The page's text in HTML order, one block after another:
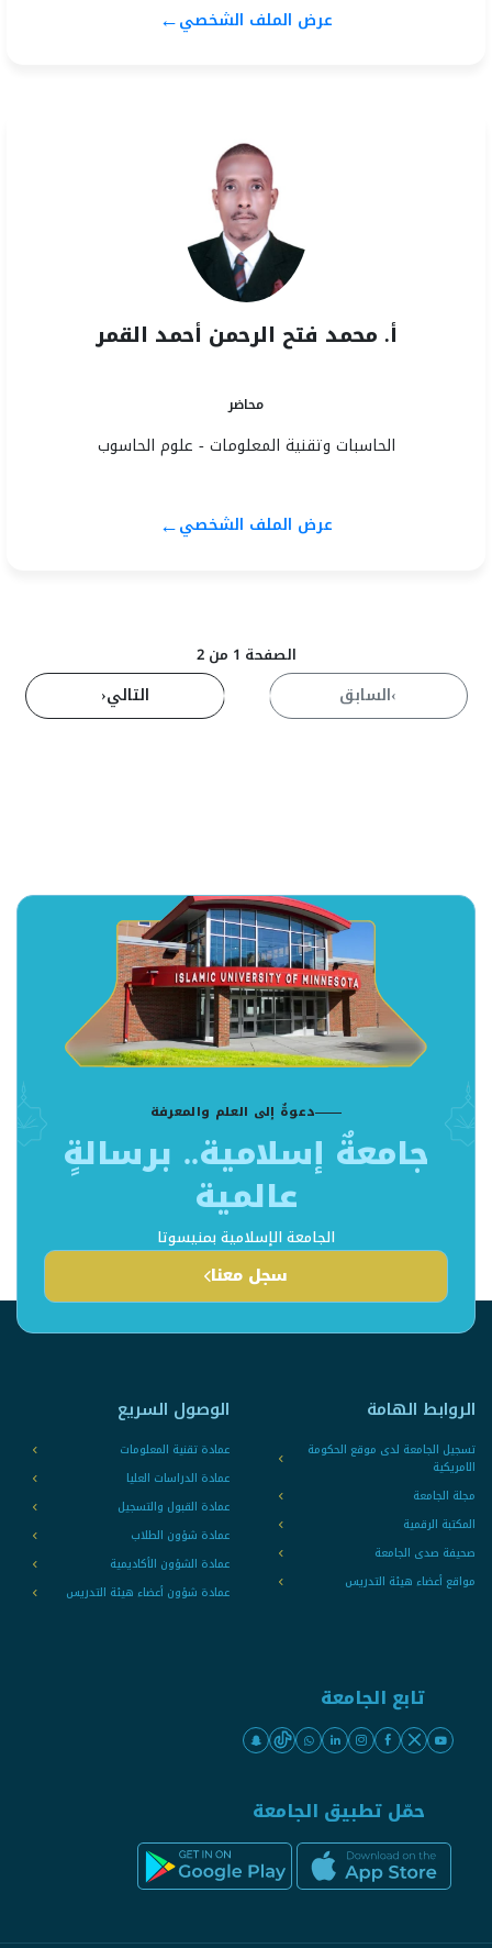
عرض الملف الشخصي←
أ. محمد فتح الرحمن أحمد القمر
محاضر
الحاسبات وتقنية المعلومات - علوم الحاسوب
عرض الملف الشخصي←
الصفحة 1 من 2
›السابق التالي‹
دعوةٌ إلى العلم والمعرفة
جامعةٌ إسلامية.. برسالةٍ
عالمية
الجامعة الإسلامية بمنيسوتا
سجل معنا
الروابط الهامة
تسجيل الجامعة لدى موقع الحكومة
الامريكية
مجلة الجامعة
المكتبة الرقمية
صحيفة صدى الجامعة
مواقع أعضاء هيئة التدريس
الوصول السريع
عمادة تقنية المعلومات
عمادة الدراسات العليا
عمادة القبول والتسجيل
عمادة شؤون الطلاب
عمادة الشؤون الأكاديمية
عمادة شؤون أعضاء هيئة التدريس
تابع الجامعة
حمّل تطبيق الجامعة